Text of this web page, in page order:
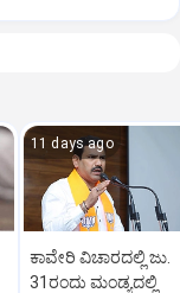
11 days ago
ಕಾವೇರಿ ವಿಚಾರದಲ್ಲಿ ಜು.
31ರಂದು ಮಂಡ್ಯದಲ್ಲಿ